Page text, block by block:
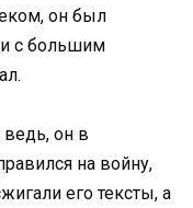
он был
с большим
ведь, он в
на войну,
его тексты, а